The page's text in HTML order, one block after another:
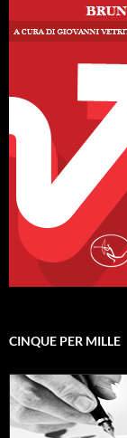
CINQUE PER MILLE